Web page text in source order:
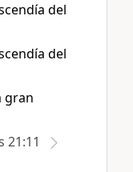
del
del
gran
21:11